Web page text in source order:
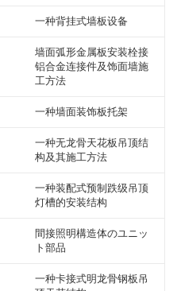
一种背挂式墙板设备
墙面弧形金属板安装栓接
铝合金连接件及饰面墙施
工方法
一种墙面装饰板托架
一种无龙骨天花板吊顶结
构及其施工方法
一种装配式预制跌级吊顶
灯槽的安装结构
間接照明構造体のユニッ
ト部品
一种卡接式明龙骨钢板吊